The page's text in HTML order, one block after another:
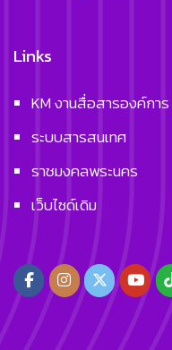
Links
KM งานสื่อสารองค์การ
ระบบสารสนเทศ
ราชมงคลพระนคร
เว็บไซด์เดิม